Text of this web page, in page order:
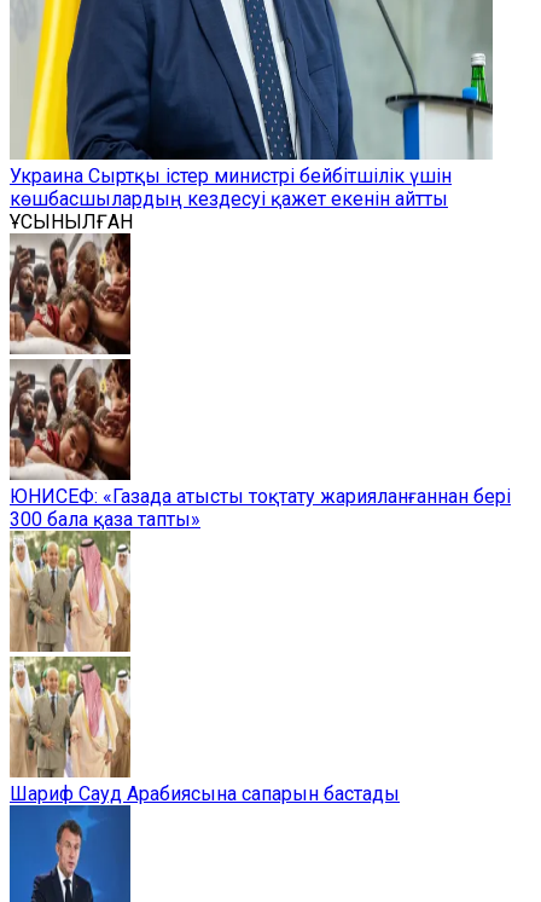
Украина Сыртқы істер министрі бейбітшілік үшін
көшбасшылардың кездесуі қажет екенін айтты
ҰСЫНЫЛҒАН
ЮНИСЕФ: «Газада атысты тоқтату жарияланғаннан бері
300 бала қаза тапты»
Шариф Сауд Арабиясына сапарын бастады